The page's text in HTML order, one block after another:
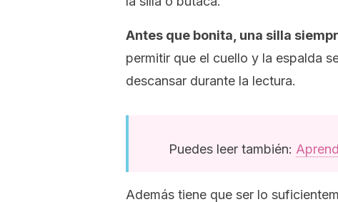
Antes que bonita, una silla
permitir que el cuello y la espalda
descansar durante la lectura.
Puedes leer también:
Además tiene que ser lo